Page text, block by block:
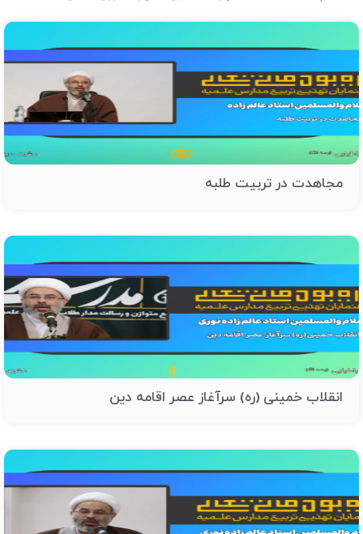
مجاهدت در تربیت طلبه
انقلاب خمینی (ره) سرآغاز عصر اقامه دین